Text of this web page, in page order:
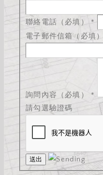
聯絡電話（必填） *
電子郵件信箱（必填）
詢問內容（必填） *
請勾選驗證碼